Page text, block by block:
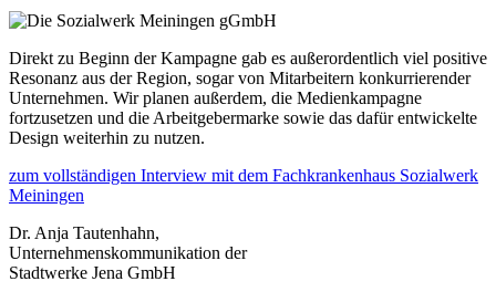
Direkt zu Beginn der Kampagne gab es außerordentlich viel positive
Resonanz aus der Region, sogar von Mitarbeitern konkurrierender
Unternehmen. Wir planen außerdem, die Medienkampagne
fortzusetzen und die Arbeitgebermarke sowie das dafür entwickelte
Design weiterhin zu nutzen.
zum vollständigen Interview mit dem Fachkrankenhaus Sozialwerk
Meiningen
Dr. Anja Tautenhahn,
Unternehmenskommunikation der
Stadtwerke Jena GmbH